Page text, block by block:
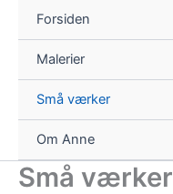
indholdet
Forsiden
Malerier
Små værker
Om Anne
Små værker